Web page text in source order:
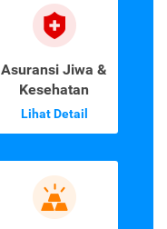
Asuransi Jiwa &
Kesehatan
Lihat Detail